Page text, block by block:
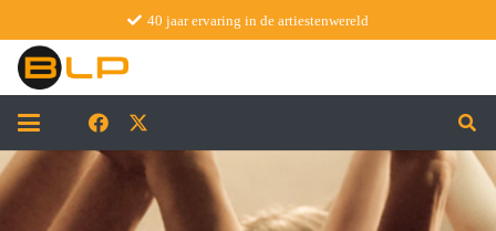
40 jaar ervaring in de artiestenwereld